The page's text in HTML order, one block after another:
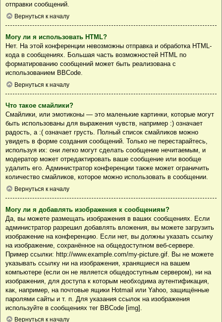
отправки сообщений.
Вернуться к началу
Могу ли я использовать HTML?
Нет. На этой конференции невозможны отправка и обработка HTML-
кода в сообщениях. Большая часть возможностей HTML по
форматированию сообщений может быть реализована с
использованием BBCode.
Вернуться к началу
Что такое смайлики?
Смайлики, или эмотиконы — это маленькие картинки, которые могут
быть использованы для выражения чувств, например :) означает
радость, а :( означает грусть. Полный список смайликов можно
увидеть в форме создания сообщений. Только не перестарайтесь,
используя их: они легко могут сделать сообщение нечитаемым, и
модератор может отредактировать ваше сообщение или вообще
удалить его. Администратор конференции также может ограничить
количество смайликов, которое можно использовать в сообщении.
Вернуться к началу
Могу ли я добавлять изображения к сообщениям?
Да, вы можете размещать изображения в ваших сообщениях. Если
администратор разрешил добавлять вложения, вы можете загрузить
изображение на конференцию. Если нет, вы должны указать ссылку
на изображение, сохранённое на общедоступном веб-сервере.
Пример ссылки: http://www.example.com/my-picture.gif. Вы не можете
указывать ссылку ни на изображения, хранящиеся на вашем
компьютере (если он не является общедоступным сервером), ни на
изображения, для доступа к которым необходима аутентификация,
как, например, на почтовые ящики Hotmail или Yahoo, защищённые
паролями сайты и т. п. Для указания ссылок на изображения
используйте в сообщениях тег BBCode [img].
Вернуться к началу